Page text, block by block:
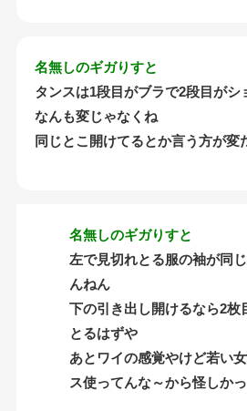
名無しのギガりすと
タンスは1段目がブラで2段目がシ
なんも変じゃなくね
同じとこ開けてるとか言う方が変
名無しのギガりすと
左で見切れとる服の袖が同
んねん
下の引き出し開けるなら2枚
とるはずや
あとワイの感覚やけど若い
ス使ってんな～から怪しか